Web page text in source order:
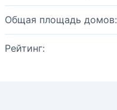
Общая площадь домов:
Рейтинг: